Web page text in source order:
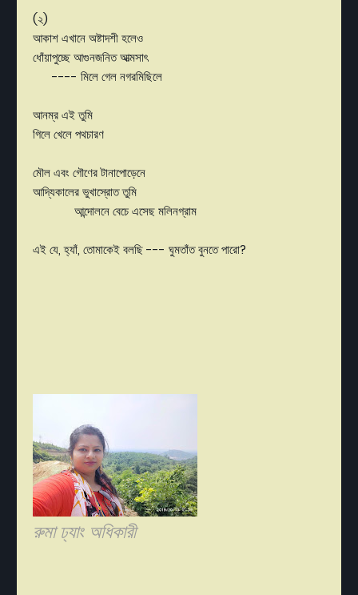
(২)
আকাশ এখানে অষ্টাদশী হলেও
ধোঁয়াপুচ্ছে আগুনজনিত আত্মসাৎ
---- মিলে গেল নগরমিছিলে
আনম্র এই তুমি
গিলে খেলে পথচারণ
মৌল এবং গৌণের টানাপোড়েনে
আদ্যিকালের ভুখাস্রোত তুমি
আন্দোলনে বেচে এসেছ মলিনগ্রাম
এই যে, হ্যাঁ, তোমাকেই বলছি --- ঘুমতাঁত বুনতে পারো?
রুমা ঢ্যাং অধিকারী